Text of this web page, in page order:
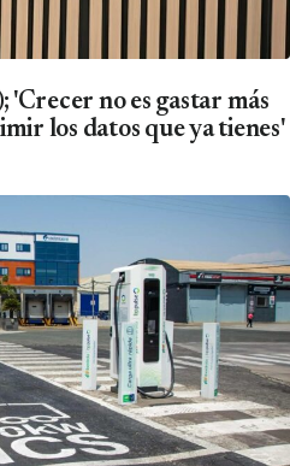
no es gastar más
los datos que ya tienes'